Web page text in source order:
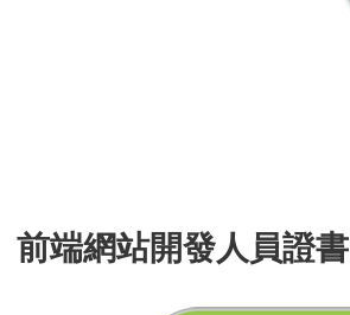
前端網站開發人員證書